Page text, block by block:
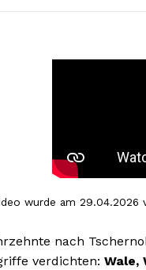
wurde am 29.04.2026
nach
verdichten: Wale,